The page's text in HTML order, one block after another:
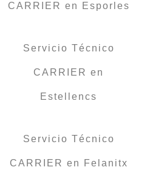
CARRIER en Esporles
Servicio Técnico
CARRIER en
Estellencs
Servicio Técnico
CARRIER en Felanitx